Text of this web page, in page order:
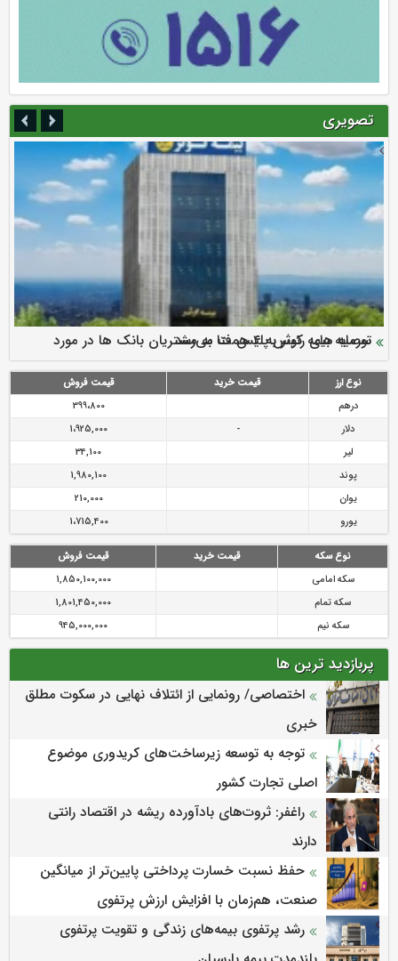
تصویری
ارزش سهام عدالت بالا رفت
سرمایه بیمه کوثر به ۴ همت می‌رسد
نود ثانیه با فولاد سنگان
تقدیر دبیرکل سندیکای بیمه گران ایران از اقدامات مدیرعامل بیمه
رازی
توصیه های رئیس پلیس فتا به مشتریان بانک ها در مورد
پیشگیری از سرقت های مجازی
نوع ارز قیمت خرید
قیمت فروش
درهم
399،800
دلار
-
1،925,000
لیر
34,100
پوند
1,980,100
یوان
210,000
یورو
1،715,400
نوع سکه قیمت خرید
قیمت فروش
سکه امامی
1,850,100,000
سکه تمام
1,801,450,000
سکه نیم
945,000,000
پربازدید ترین ها
اختصاصی/ رونمایی از ائتلاف‌ نهایی در سکوت مطلق
خبری
توجه به توسعه زیرساخت‌های کریدوری موضوع
اصلی تجارت کشور
راغفر: ثروت‌های بادآورده ریشه در اقتصاد رانتی
دارند
حفظ نسبت خسارت پرداختی پایین‌تر از میانگین
صنعت، هم‌زمان با افزایش ارزش پرتفوی
رشد پرتفوی بیمه‌های زندگی و تقویت پرتفوی